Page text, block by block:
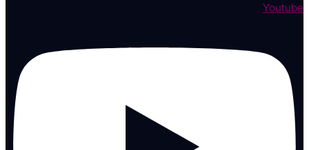
Youtube